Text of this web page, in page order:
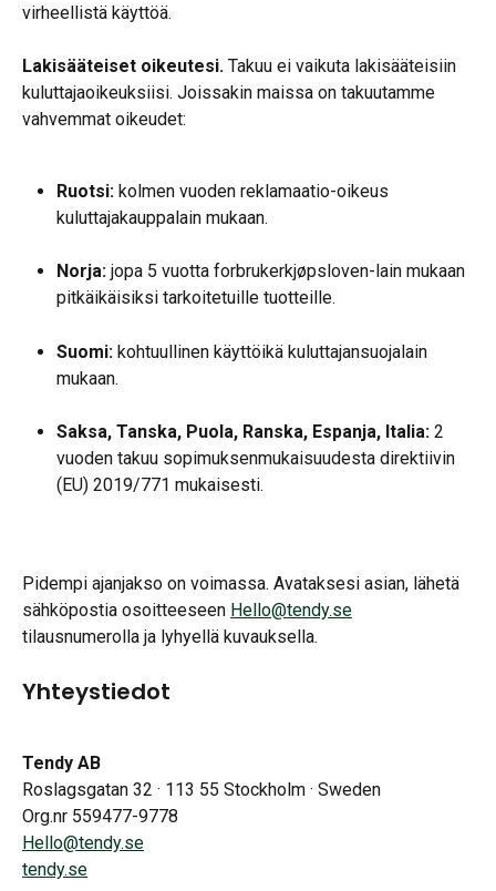
virheellistä käyttöä.
Lakisääteiset oikeutesi. Takuu ei vaikuta lakisääteisiin
kuluttajaoikeuksiisi. Joissakin maissa on takuutamme
vahvemmat oikeudet:
Ruotsi: kolmen vuoden reklamaatio-oikeus
kuluttajakauppalain mukaan.
Norja: jopa 5 vuotta forbrukerkjøpsloven-lain mukaan
pitkäikäisiksi tarkoitetuille tuotteille.
Suomi: kohtuullinen käyttöikä kuluttajansuojalain
mukaan.
Saksa, Tanska, Puola, Ranska, Espanja, Italia: 2
vuoden takuu sopimuksenmukaisuudesta direktiivin
(EU) 2019/771 mukaisesti.
Pidempi ajanjakso on voimassa. Avataksesi asian, lähetä
sähköpostia osoitteeseen Hello@tendy.se
tilausnumerolla ja lyhyellä kuvauksella.
Yhteystiedot
Tendy AB
Roslagsgatan 32 · 113 55 Stockholm · Sweden
Org.nr 559477-9778
Hello@tendy.se
tendy.se